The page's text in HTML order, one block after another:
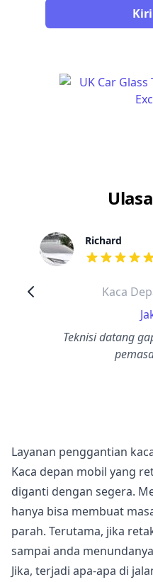
Richard
dari ulasan
Kaca
Teknisi datang
Layanan penggantian
Kaca depan mobil yang
diganti dengan segera.
hanya bisa membuat
parah. Terutama, jika
sampai anda
Jika, terjadi apa-apa di